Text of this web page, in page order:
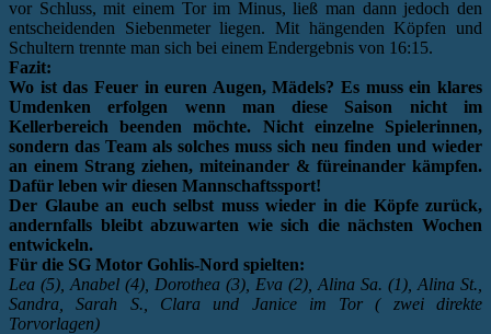
vor Schluss, mit einem Tor im Minus, ließ man dann jedoch den
entscheidenden Siebenmeter liegen. Mit hängenden Köpfen und
Schultern trennte man sich bei einem Endergebnis von 16:15.
Fazit:
Wo ist das Feuer in euren Augen, Mädels? Es muss ein klares
Umdenken erfolgen wenn man diese Saison nicht im
Kellerbereich beenden möchte. Nicht einzelne Spielerinnen,
sondern das Team als solches muss sich neu finden und wieder
an einem Strang ziehen, miteinander & füreinander kämpfen.
Dafür leben wir diesen Mannschaftssport!
Der Glaube an euch selbst muss wieder in die Köpfe zurück,
andernfalls bleibt abzuwarten wie sich die nächsten Wochen
entwickeln.
Für die SG Motor Gohlis-Nord spielten:
Lea (5), Anabel (4), Dorothea (3), Eva (2), Alina Sa. (1), Alina St.,
Sandra, Sarah S., Clara und Janice im Tor ( zwei direkte
Torvorlagen)